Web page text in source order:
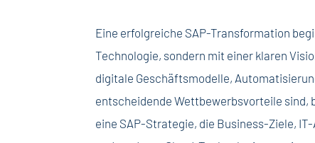
Eine erfolgreiche SAP-Transformation
Technologie, sondern mit einer klaren
digitale Geschäftsmodelle,
entscheidende Wettbewerbsvorteile sind,
eine SAP-Strategie, die Business-Ziele,